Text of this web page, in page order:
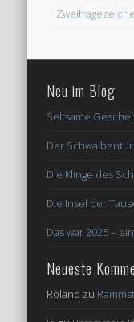
Neu im Blog
Seltsame
Der
Die Klinge des
Die Insel der
Das war 2025 –
Neueste
Roland zu